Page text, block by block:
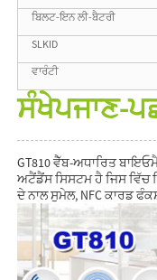
ਬਿਲਟ-ਇਨ ਲੀ-ਬੈਟਰੀ
SLKID
ਵਾਰੰਟੀ
ਸੰਖੇਪਜਾਣ-
GT810 ਵੈੱਬ-ਅਧਾਰਿਤ
ਅਟੈਂਡੈਂਸ ਸਿਸਟਮ ਹੈ ਜਿਸ ਵਿੱਚ
ਦੇ ਨਾਲ ਸੁਮੇਲ, NFC ਕਾਰਡ